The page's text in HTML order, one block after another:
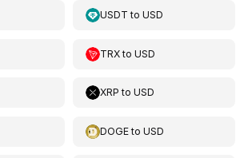
USDT toUSD
TRXtoUSD
XRP toUSD
DOGEtoUSD